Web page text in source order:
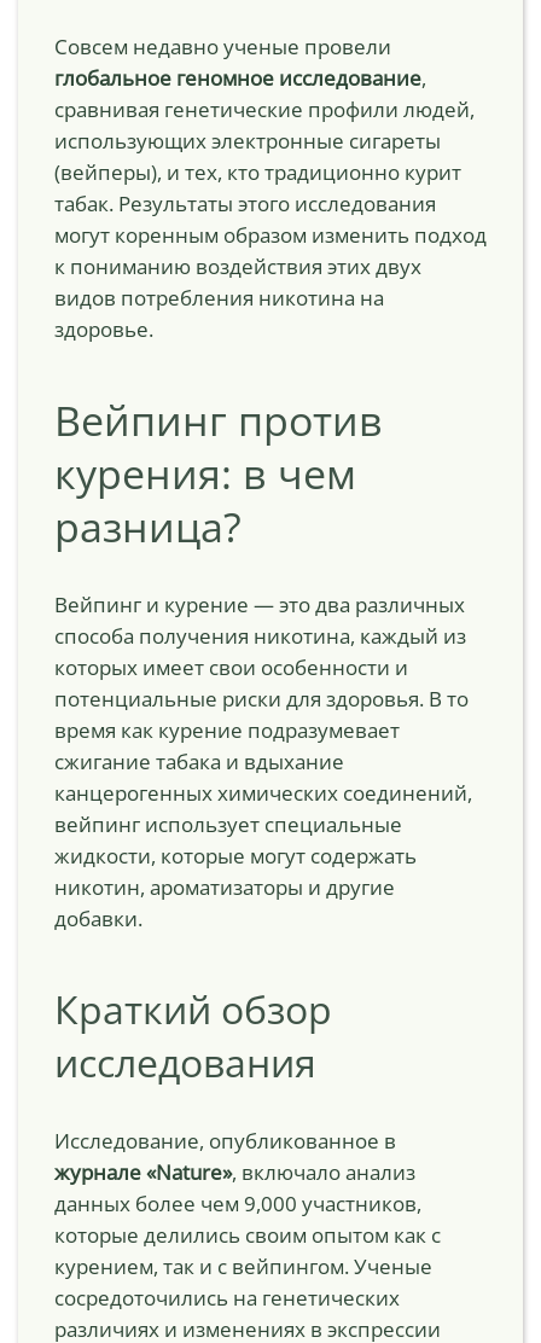
Совсем недавно ученые провели
глобальное геномное исследование,
сравнивая генетические профили людей,
использующих электронные сигареты
(вейперы), и тех, кто традиционно курит
табак. Результаты этого исследования
могут коренным образом изменить подход
к пониманию воздействия этих двух
видов потребления никотина на
здоровье.
Вейпинг против
курения: в чем
разница?
Вейпинг и курение — это два различных
способа получения никотина, каждый из
которых имеет свои особенности и
потенциальные риски для здоровья. В то
время как курение подразумевает
сжигание табака и вдыхание
канцерогенных химических соединений,
вейпинг использует специальные
жидкости, которые могут содержать
никотин, ароматизаторы и другие
добавки.
Краткий обзор
исследования
Исследование, опубликованное в
журнале «Nature», включало анализ
данных более чем 9,000 участников,
которые делились своим опытом как с
курением, так и с вейпингом. Ученые
сосредоточились на генетических
различиях и изменениях в экспрессии